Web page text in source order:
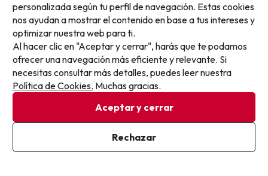
La cercanía al parque aunque al estar a la entrada había
que andar bastante
Nada en especial
Muy bien
personalizada según tu perfil de navegación. Estas cookies
nos ayudan a mostrar el contenido en base a tus intereses y
optimizar nuestra web para ti.
Al hacer clic en "Aceptar y cerrar", harás que te podamos
ofrecer una navegación más eficiente y relevante. Si
necesitas consultar más detalles, puedes leer nuestra
Política de Cookies. Muchas gracias.
Aceptar y cerrar
Rechazar